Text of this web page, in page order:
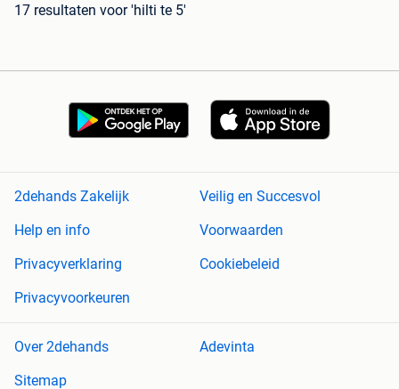
17 resultaten voor 'hilti te 5'
2dehands Zakelijk
Veilig en Succesvol
Help en info
Voorwaarden
Privacyverklaring
Cookiebeleid
Privacyvoorkeuren
Over 2dehands
Adevinta
Sitemap